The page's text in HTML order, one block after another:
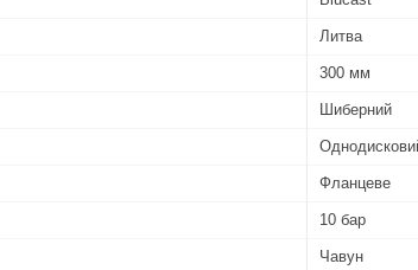
Литва
300 мм
Шиберний
Фланцеве
10 бар
Чавун